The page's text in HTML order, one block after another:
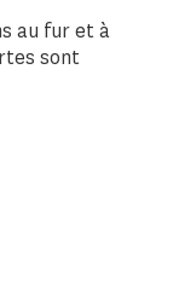
au fur et à
sont